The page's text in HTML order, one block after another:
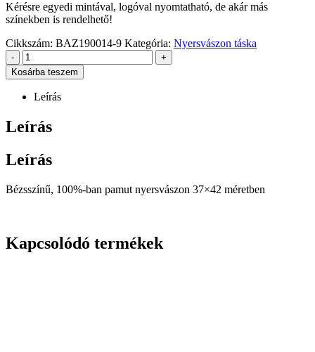
Kérésre egyedi mintával, logóval nyomtatható, de akár más
színekben is rendelhető!
Cikkszám: BAZ190014-9 Kategória: Nyersvászon táska
-
+
Kosárba teszem
Leírás
Leírás
Leírás
Bézsszínű, 100%-ban pamut nyersvászon 37×42 méretben
Kapcsolódó termékek